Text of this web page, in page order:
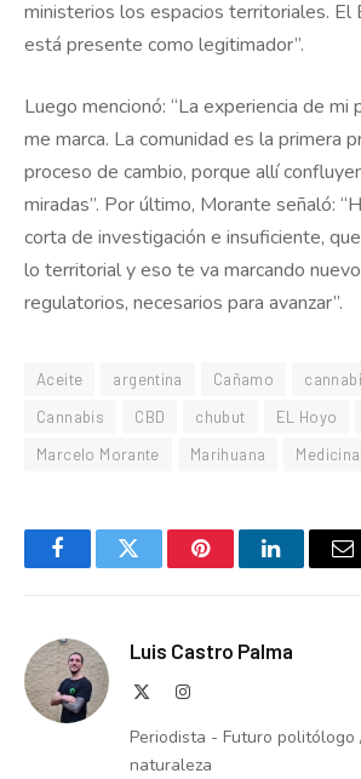
ministerios los espacios territoriales. El
está presente como legitimador”.
Luego mencionó: “La experiencia de mi
me marca. La comunidad es la primera
proceso de cambio, porque allí
miradas”. Por último, Morante señaló:
corta de investigación e insuficiente,
lo territorial y eso te va marcando
regulatorios, necesarios para avanzar”.
Aceite argentina Cañamo
Cannabis
CBD chubut EL Hoyo
Marcelo Morante
Marihuana Medicinal
FacebookTwitter PinterestLinkedIn
Luis Castro Palma
Instagram
Periodista - Futuro politólogo
naturaleza